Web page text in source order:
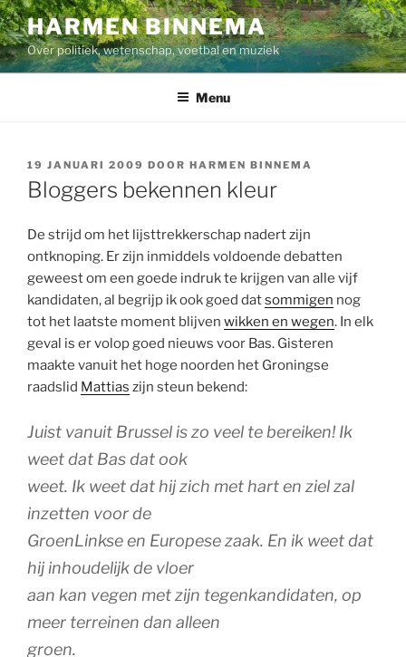
Ga
naar
de
inhoud
HARMEN BINNEMA
Over politiek, wetenschap, voetbal en muziek
Menu
GEPLAATST
OP
19 JANUARI 2009 DOOR HARMEN BINNEMA
Bloggers bekennen kleur
De strijd om het lijsttrekkerschap nadert zijn
ontknoping. Er zijn inmiddels voldoende debatten
geweest om een goede indruk te krijgen van alle vijf
kandidaten, al begrijp ik ook goed datsommigen nog
tot het laatste moment blijven wikken en wegen. In elk
geval is er volop goed nieuws voor Bas. Gisteren
maakte vanuit het hoge noorden het Groningse
raadslid Mattias zijn steun bekend:
Juist vanuit Brussel is zo veel te bereiken! Ik
weet dat Bas dat ook
weet. Ik weet dat hij zich met hart en ziel zal
inzetten voor de
GroenLinkse en Europese zaak. En ik weet dat
hij inhoudelijk de vloer
aan kan vegen met zijn tegenkandidaten, op
meer terreinen dan alleen
groen.